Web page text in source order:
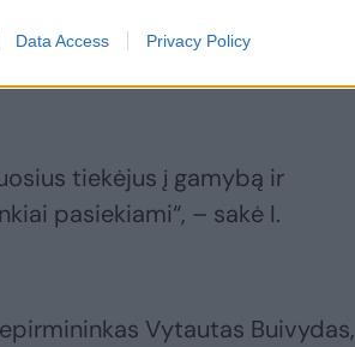
Data Access Privacy Policy
keliami tarybos posėdžių
tiekėjus į gamybą ir
pasiekiami“, – sakė I.
Vytautas Buivydas,